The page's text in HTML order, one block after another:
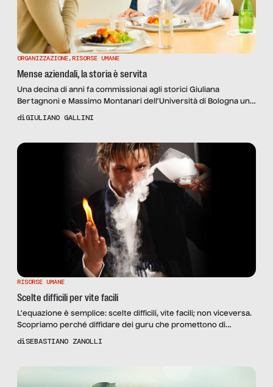
ORGANIZZAZIONE,RISORSE UMANE
Mense aziendali, la storia è servita
Una decina di anni fa commissionai agli storici Giuliana
Bertagnoni e Massimo Montanari dell’Università di Bologna una
storia della ristorazione aziendale in Italia. Per scrivere questo
datata: la storia, del resto, essendo il ricordo dell’accaduto, non
diGIULIANO GALLINI
RISORSE UMANE
Scelte difficili per vite facili
L’equazione è semplice: scelte difficili, vite facili; non viceversa.
Scopriamo perché diffidare dei guru che promettono di
risolvere ogni problema con poco
diSEBASTIANO ZANOLLI